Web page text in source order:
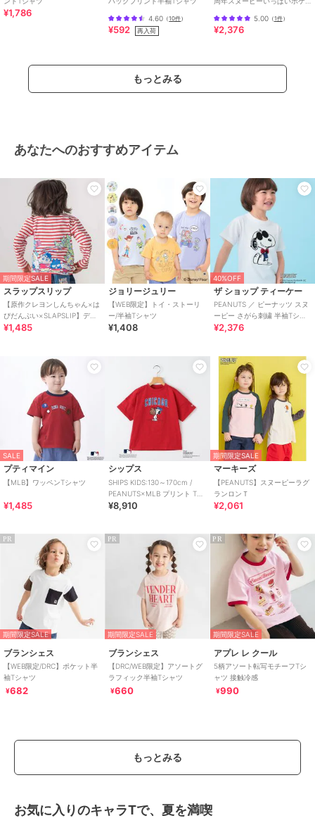
¥1,786 4.60 （10件）
¥592 再入荷
5.00（1件）
¥2,376
もっとみる
あなたへのおすすめアイテム
期間限定SALE
スラップスリップ
【原作クレヨンしんちゃん×は
ぴだんぶい×SLAPSLIP】デニ
ムポケット付きバックプリン
¥1,485
ジョリージュリー
【WEB限定】トイ・ストーリ
ー/半袖Tシャツ
¥1,408
40%OFF
ザ ショップ ティーケー
PEANUTS ／ ピーナッツ スヌ
ーピー さがら刺繍 半袖Tシャ
ツ
¥2,376
SALE
プティマイン
【MLB】ワッペンTシャツ
¥1,485
シップス
SHIPS KIDS:130～170cm /
PEANUTS×MLB プリント Tシ
ャツ
¥8,910
期間限定SALE
マーキーズ
【PEANUTS】スヌーピーラグ
ランロンＴ
¥2,061
PR
期間限定SALE
ブランシェス
【WEB限定/DRC】ポケット半
袖Tシャツ
¥682
PR
期間限定SALE
ブランシェス
【DRC/WEB限定】アソートグ
ラフィック半袖Tシャツ
¥660
PR
期間限定SALE
アプレ レ クール
5柄アソート転写モチーフTシ
ャツ 接触冷感
¥990
もっとみる
お気に入りのキャラTで、夏を満喫